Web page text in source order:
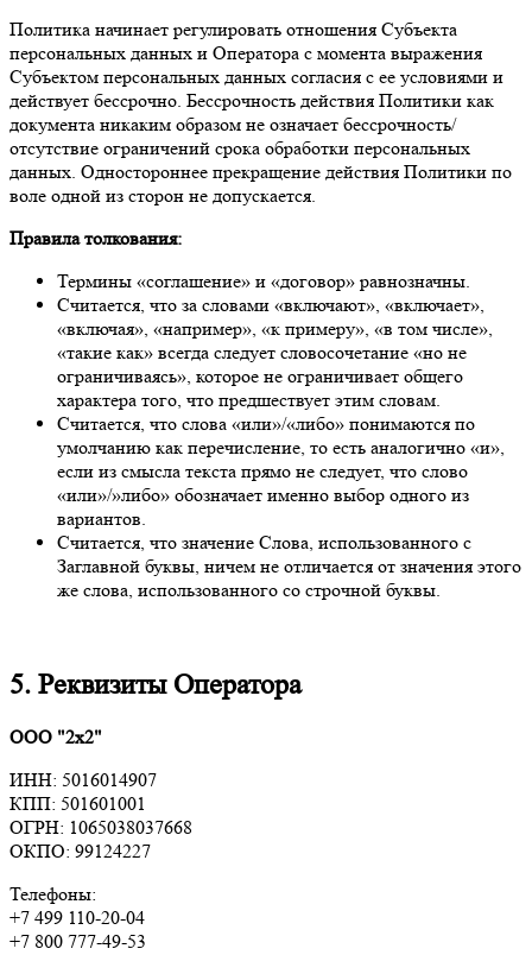
Политика начинает регулировать отношения Субъекта
персональных данных и Оператора с момента выражения
Субъектом персональных данных согласия с ее условиями и
действует бессрочно. Бессрочность действия Политики как
документа никаким образом не означает бессрочность/
отсутствие ограничений срока обработки персональных
данных. Одностороннее прекращение действия Политики по
воле одной из сторон не допускается.
Правила толкования:
Термины «соглашение» и «договор» равнозначны.
Считается, что за словами «включают», «включает»,
«включая», «например», «к примеру», «в том числе»,
«такие как» всегда следует словосочетание «но не
ограничиваясь», которое не ограничивает общего
характера того, что предшествует этим словам.
Считается, что слова «или»/«либо» понимаются по
умолчанию как перечисление, то есть аналогично «и»,
если из смысла текста прямо не следует, что слово
«или»/»либо» обозначает именно выбор одного из
вариантов.
Считается, что значение Слова, использованного с
Заглавной буквы, ничем не отличается от значения этого
же слова, использованного со строчной буквы.
5. Реквизиты Оператора
ООО "2х2"
ИНН: 5016014907
КПП: 501601001
ОГРН: 1065038037668
ОКПО: 99124227
Телефоны:
+7 499 110-20-04
+7 800 777-49-53